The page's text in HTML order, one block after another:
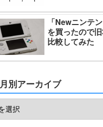
「Newニンテ
を買ったので
比較してみた
月別アーカイブ